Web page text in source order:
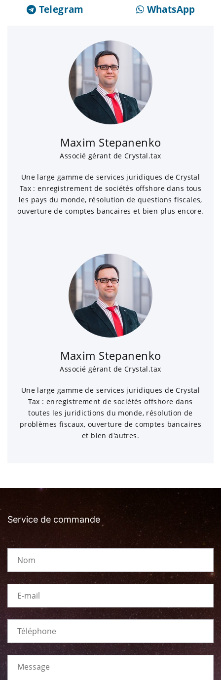
Telegram WhatsApp
Maxim Stepanenko
Associé gérant de Crystal.tax
Une large gamme de services juridiques de Crystal
Tax : enregistrement de sociétés offshore dans tous
les pays du monde, résolution de questions fiscales,
ouverture de comptes bancaires et bien plus encore.
Maxim Stepanenko
Associé gérant de Crystal.tax
Une large gamme de services juridiques de Crystal
Tax : enregistrement de sociétés offshore dans
toutes les juridictions du monde, résolution de
problèmes fiscaux, ouverture de comptes bancaires
et bien d'autres.
Service de commande